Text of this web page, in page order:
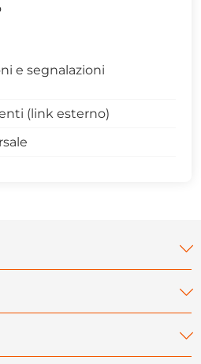
e segnalazioni
(link esterno)
Ateneo